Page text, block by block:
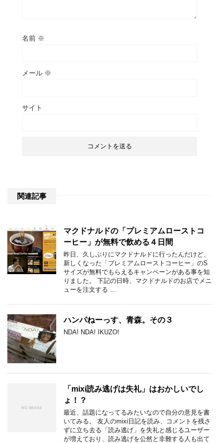
名前 ※
メール ※
サイト
関連記事
マクドナルドの「プレミアムローストコ
ーヒー」が無料で飲める４日間
昨日、久しぶりにマクドナルドに行ったんだけど、
新しくなった「プレミアムローストコーヒー」のS
サイズが無料でもらえるキャンペーンがある事を知
りました。 下記の日時、マクドナルドのお店でメニ
ューを注文する …
ハンパねーっす、青森。その３
NDA! NDA! IKUZO!
「mixi読み逃げは失礼」はおかしいでし
ょ！？
最近、話題になってるみたいなので自分の意見を書
いてみる。 友人のmixi日記を読み、コメントを残さ
ずに立ち去る「読み逃げ」を失礼と感じるユーザー
が増えており、読み逃げを公然と非難する人も出て